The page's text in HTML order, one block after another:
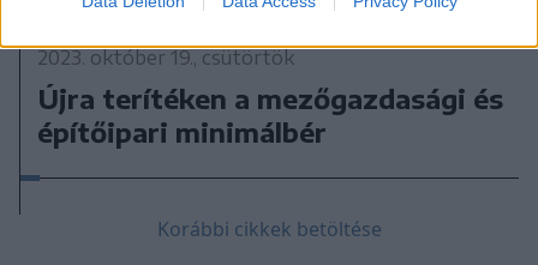
2023. október 19., csütörtök
Újra terítéken a mezőgazdasági és
építőipari minimálbér
Korábbi cikkek betöltése